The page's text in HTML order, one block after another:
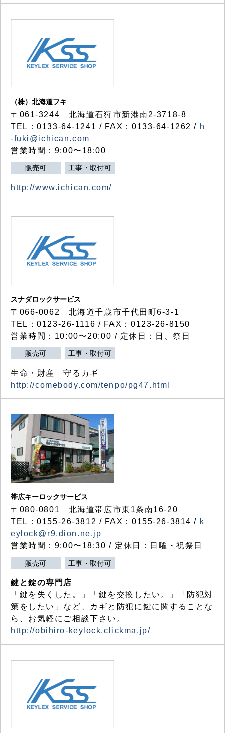
（株）北海道フキ
〒061-3244 北海道石狩市新港南2-3718-8
TEL：0133-64-1241 / FAX：0133-64-1262 / h
-fuki@ichican.com
営業時間：9:00〜18:00
販売可 工事・取付可
http://www.ichican.com/
スナダロックサービス
〒066-0062 北海道千歳市千代田町6-3-1
TEL：0123-26-1116 / FAX：0123-26-8150
営業時間：10:00〜20:00 / 定休日：日、祭日
販売可 工事・取付可
生命・財産 守るカギ
http://comebody.com/tenpo/pg47.html
帯広キーロックサービス
〒080-0801 北海道帯広市東1条南16-20
TEL：0155-26-3812 / FAX：0155-26-3814 / k
eylock@r9.dion.ne.jp
営業時間：9:00〜18:30 / 定休日：日曜・祝祭日
販売可 工事・取付可
鍵と錠の専門店
「鍵を失くした。」「鍵を交換したい。」「防犯対
策をしたい」など、カギと防犯に鍵に関することな
ら、お気軽にご相談下さい。
http://obihiro-keylock.clickma.jp/